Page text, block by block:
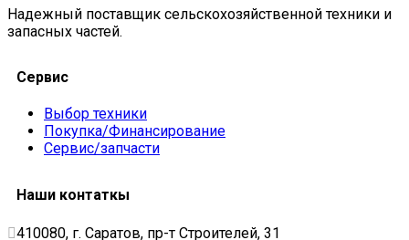
Надежный поставщик сельскохозяйственной техники и
запасных частей.
Сервис
Выбор техники
Покупка/Финансирование
Сервис/запчасти
Наши контаткы
410080, г. Саратов, пр-т Строителей, 31